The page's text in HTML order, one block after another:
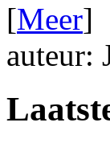
[Meer]
auteur: